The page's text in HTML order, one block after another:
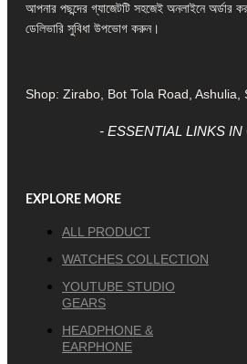
আপনার পছন্দের গ্যাজেটটি সহজেই অনলাইনে অর্ডার
ডেলিভারি সুবিধা উপভোগ করুন।
Shop: Zirabo, Bot Tola Road, Ashulia,
- ESSENTIAL LINKS
EXPLORE MORE
ALL PRODUCT
WATCHES COLLECTION
YOUTUBE STUDIO
GEARS
HEADPHONE &
EARPHONE